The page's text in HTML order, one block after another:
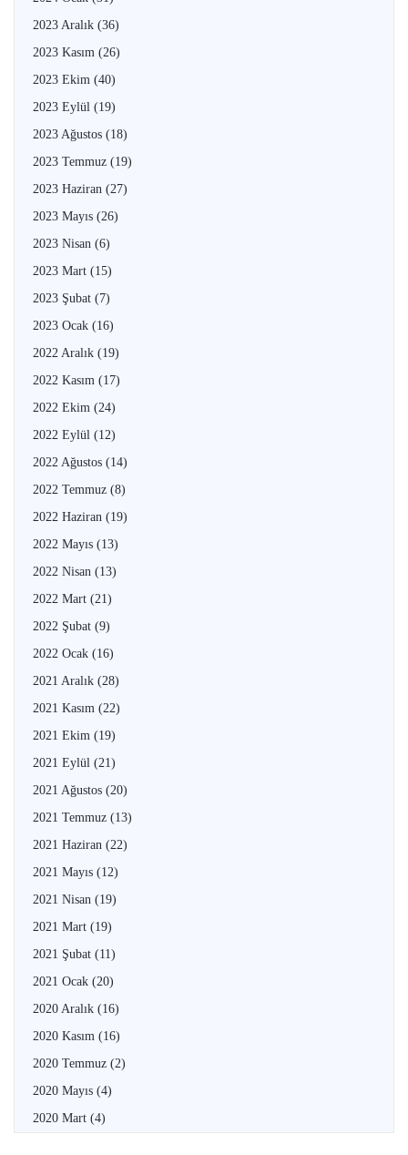
2023 Aralık (36)
2023 Kasım (26)
2023 Ekim (40)
2023 Eylül (19)
2023 Ağustos (18)
2023 Temmuz (19)
2023 Haziran (27)
2023 Mayıs (26)
2023 Nisan (6)
2023 Mart (15)
2023 Şubat (7)
2023 Ocak (16)
2022 Aralık (19)
2022 Kasım (17)
2022 Ekim (24)
2022 Eylül (12)
2022 Ağustos (14)
2022 Temmuz (8)
2022 Haziran (19)
2022 Mayıs (13)
2022 Nisan (13)
2022 Mart (21)
2022 Şubat (9)
2022 Ocak (16)
2021 Aralık (28)
2021 Kasım (22)
2021 Ekim (19)
2021 Eylül (21)
2021 Ağustos (20)
2021 Temmuz (13)
2021 Haziran (22)
2021 Mayıs (12)
2021 Nisan (19)
2021 Mart (19)
2021 Şubat (11)
2021 Ocak (20)
2020 Aralık (16)
2020 Kasım (16)
2020 Temmuz (2)
2020 Mayıs (4)
2020 Mart (4)